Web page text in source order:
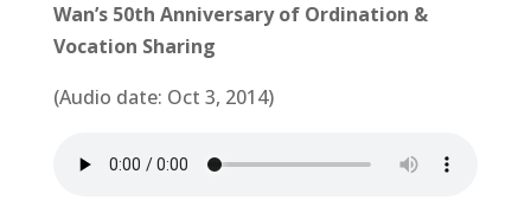
Wan’s 50th Anniversary of Ordination &
Vocation Sharing
(Audio date: Oct 3, 2014)